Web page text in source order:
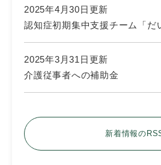
2025年4月30日更新
認知症初期集中支援チーム「だ
2025年3月31日更新
介護従事者への補助金
新着情報の